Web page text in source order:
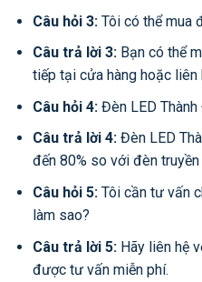
Câu hỏi 3:Tôi có thể mua
Câu trả lời 3:Bạn có thể
tiếp tại cửa hàng hoặc liên
Câu hỏi 4:Đèn LED
Câu trả lời 4:Đèn LED
đến 80% so với đèn truyền
Câu hỏi 5:Tôi cần tư vấn
làm sao?
Câu trả lời 5:Hãy liên hệ
được tư vấn miễn phí.